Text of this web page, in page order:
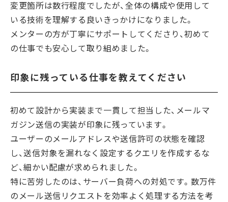
変更箇所は数行程度でしたが、全体の構成や使用して
いる技術を理解する良いきっかけになりました。
メンターの方が丁寧にサポートしてくださり、初めて
の仕事でも安心して取り組めました。
印象に残っている仕事を教えてください
初めて設計から実装まで一貫して担当した、メールマ
ガジン送信の実装が印象に残っています。
ユーザーのメールアドレスや送信許可の状態を確認
し、送信対象を漏れなく設定するクエリを作成するな
ど、細かい配慮が求められました。
特に苦労したのは、サーバー負荷への対処です。数万件
のメール送信リクエストを効率よく処理する方法を考